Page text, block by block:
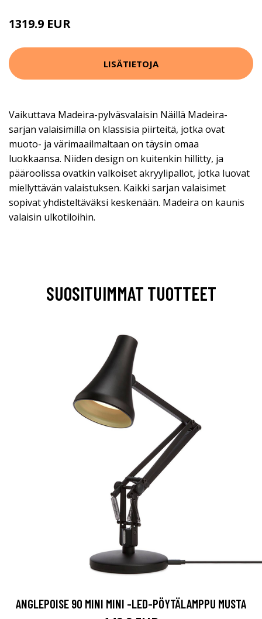
1319.9 EUR
LISÄTIETOJA
Vaikuttava Madeira-pylväsvalaisin Näillä Madeira-
sarjan valaisimilla on klassisia piirteitä, jotka ovat
muoto- ja värimaailmaltaan on täysin omaa
luokkaansa. Niiden design on kuitenkin hillitty, ja
pääroolissa ovatkin valkoiset akryylipallot, jotka luovat
miellyttävän valaistuksen. Kaikki sarjan valaisimet
sopivat yhdisteltäväksi keskenään. Madeira on kaunis
valaisin ulkotiloihin.
SUOSITUIMMAT TUOTTEET
ANGLEPOISE 90 MINI MINI -LED-PÖYTÄLAMPPU MUSTA